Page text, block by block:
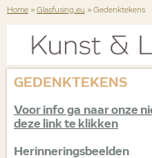
Home » Glasfusing.eu » Gedenktekens
GEDENKTEKENS
Voor info ga naar onze
deze link te klikken
Herinneringsbeelden